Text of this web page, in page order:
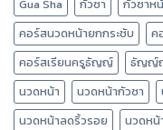
Gua Sha กัวซา กัวซาห
คอร์สนวดหน้ายกกระชับ
ค
คอร์สเรียนครูธัญญ์
ธัญญ์
นวดหน้า
นวดหน้ากัวซา
นวดหน้าลดริ้วรอย
นวดหน้